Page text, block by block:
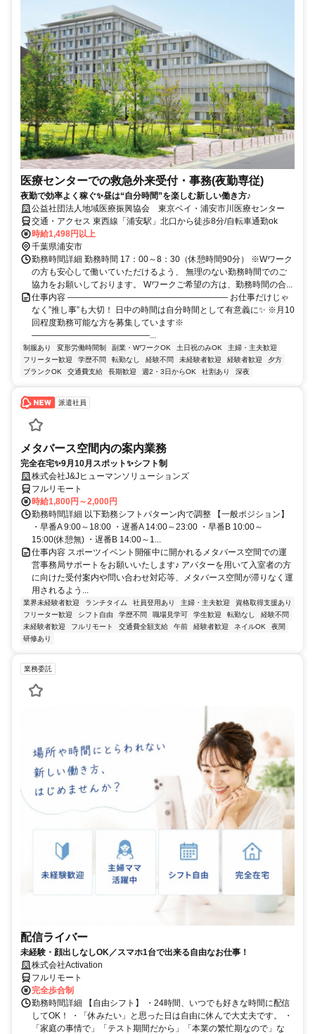
医療センターでの救急外来受付・事務(夜勤専従)
夜勤で効率よく稼ぐ✨昼は“自分時間”を楽しむ新しい働き方♪
公益社団法人地域医療振興協会 東京ベイ・浦安市川医療センター
交通・アクセス 東西線「浦安駅」北口から徒歩8分/自転車通勤ok
時給1,498円以上
千葉県浦安市
勤務時間詳細 勤務時間 17：00～8：30（休憩時間90分） ※Wワーク
の方も安心して働いていただけるよう、 無理のない勤務時間でのご
協力をお願いしております。 Wワークご希望の方は、勤務時間の合...
仕事内容 ――――――――――――――――――― お仕事だけじゃ
なく”推し事”も大切！ 日中の時間は自分時間として有意義に✨ ※月10
回程度勤務可能な方を募集しています※
――――――――――――――...
制服あり 変形労働時間制 副業・WワークOK 土日祝のみOK
主婦・主夫歓迎
フリーター歓迎
学歴不問 転勤なし 経験不問 未経験者歓迎 経験者歓迎
夕方
ブランクOK
交通費支給 長期歓迎 週2・3日からOK 社割あり 深夜
派遣社員
メタバース空間内の案内業務
完全在宅✨9月10月スポット✨シフト制
株式会社J&Jヒューマンソリューションズ
フルリモート
時給1,800円～2,000円
勤務時間詳細 以下勤務シフトパターン内で調整 【一般ポジション】
・早番A 9:00～18:00 ・遅番A 14:00～23:00 ・早番B 10:00～
15:00(休憩無) ・遅番B 14:00～1...
仕事内容 スポーツイベント開催中に開かれるメタバース空間での運
営事務局サポートをお願いいたします♪ アバターを用いて入室者の方
に向けた受付案内や問い合わせ対応等、メタバース空間が滞りなく運
用されるよう...
業界未経験者歓迎 ランチタイム 社員登用あり 主婦・主夫歓迎
資格取得支援あり
フリーター歓迎
シフト自由 学歴不問 職場見学可 学生歓迎 転勤なし
経験不問
未経験者歓迎
フルリモート 交通費全額支給 午前 経験者歓迎 ネイルOK
夜間
研修あり
業務委託
配信ライバー
未経験・顔出しなしOK／スマホ1台で出来る自由なお仕事！
株式会社Activation
フルリモート
完全歩合制
勤務時間詳細 【自由シフト】 ・24時間、いつでも好きな時間に配信
してOK！ ・「休みたい」と思った日は自由に休んで大丈夫です。 ・
「家庭の事情で」「テスト期間だから」「本業の繁忙期なので」な